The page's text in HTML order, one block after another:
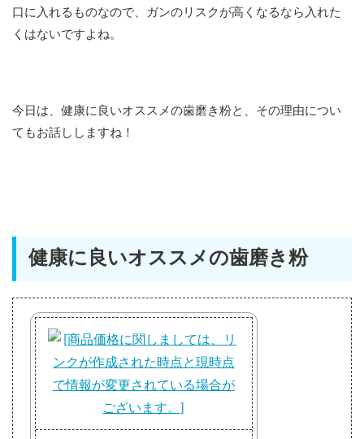
口に入れるものなので、ガンのリスクが高くなるなら入れた
くはないですよね。
今日は、健康に良いオススメの歯磨き粉と、その理由につい
てもお話ししますね！
健康に良いオススメの歯磨き粉